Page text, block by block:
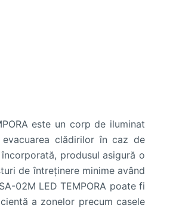
este un corp de iluminat
clădirilor în caz de
produsul asigură o
de întreținere minime având
02M LED TEMPORA poate fi
a zonelor precum casele